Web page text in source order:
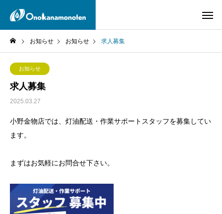
お知らせ お知らせ 求人募集
お知らせ
求人募集
2025.03.27
小野金物店では、灯油配送・作業サポートスタッフを募集してい
ます。
まずはお気軽にお問合せ下さい。